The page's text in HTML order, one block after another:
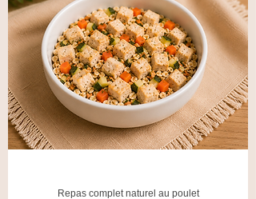
Repas complet naturel au poulet